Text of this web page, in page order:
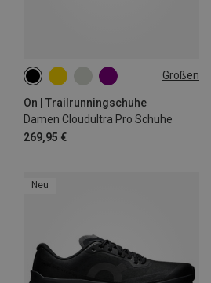
Größen
On | Trailrunningschuhe
Damen Cloudultra Pro Schuhe
269,95 €
Neu